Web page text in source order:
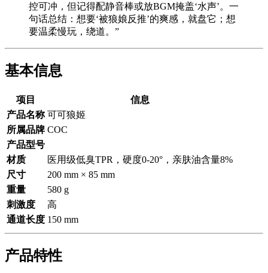
控可冲，但记得配静音棒或放BGM掩盖‘水声’。一
句话总结：想要‘被狼娘反推’的爽感，就盘它；想
要温柔慢玩，绕道。”
基本信息
项目
信息
产品名称 可可狼姬
所属品牌 COC
产品型号
材质
医用级低臭TPR，硬度0-20°，亲肤油含量8%
尺寸
200 mm × 85 mm
重量
580 g
刺激度
高
通道长度 150 mm
产品特性